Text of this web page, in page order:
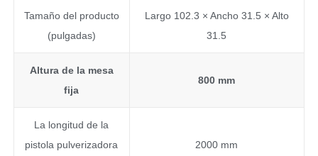
Tamaño del producto
(pulgadas)
Largo 102.3 × Ancho 31.5 × Alto
31.5
Altura de la mesa
fija
800 mm
La longitud de la
pistola pulverizadora
2000 mm